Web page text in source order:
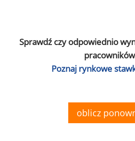
Sprawdź czy odpowiednio
Poznaj rynkowe
oblicz